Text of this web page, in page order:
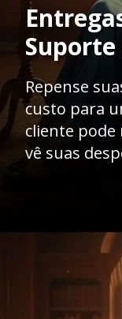
Repense
custo para
cliente pode
vê suas